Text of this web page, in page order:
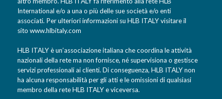
International e/o a una o più delle sue società e/o enti
associati. Per ulteriori informazioni su HLB ITALY visitare il
sito www.hlbitaly.com
HLB ITALY è un’associazione italiana che coordina le attività
nazionali della rete ma non fornisce, né supervisiona o gestisce
servizi professionali ai clienti. Di conseguenza, HLB ITALY non
ha alcuna responsabilità per gli atti e le omissioni di qualsiasi
membro della rete HLB ITALY e viceversa.